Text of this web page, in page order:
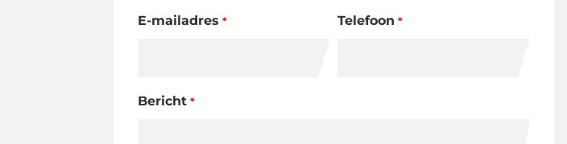
E-mailadres * Telefoon *
Bericht *